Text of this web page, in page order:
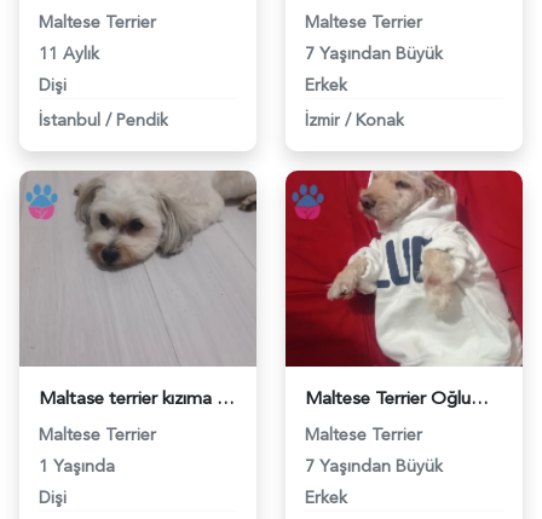
Maltese Terrier
11 Aylık
Dişi
İstanbul / Pendik
Maltese Terrier
7 Yaşından Büyük
Erkek
İzmir / Konak
Maltase terrier kızıma eş arıyorum - 118984506
Maltese Terrier
1 Yaşında
Dişi
Maltese Terrier Oğlumuz Siya Eş Arıyor - 118984367
Maltese Terrier
7 Yaşından Büyük
Erkek